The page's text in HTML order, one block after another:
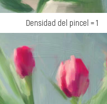
Densidad del pincel = 1